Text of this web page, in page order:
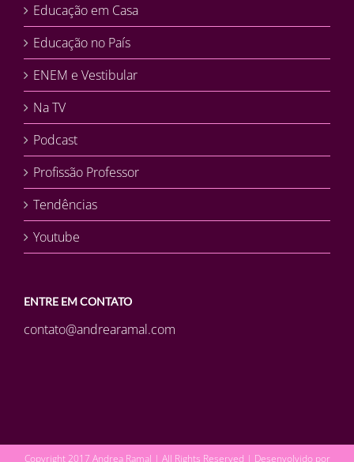
Educação em Casa
Educação no País
ENEM e Vestibular
Na TV
Podcast
Profissão Professor
Tendências
Youtube
ENTRE EM CONTATO
contato@andrearamal.com
Copyright 2017 Andrea Ramal | All Rights Reserved | Desenvolvido por